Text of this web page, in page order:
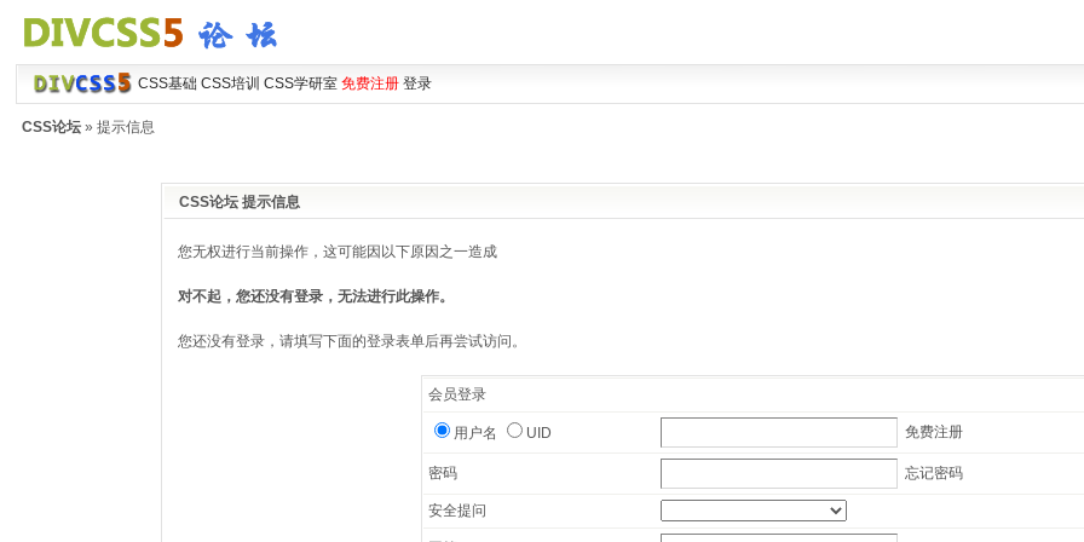
CSS基础 CSS培训 CSS学研室 免费注册 登录
CSS论坛 » 提示信息
CSS论坛 提示信息
您无权进行当前操作，这可能因以下原因之一造成
对不起，您还没有登录，无法进行此操作。
您还没有登录，请填写下面的登录表单后再尝试访问。
会员登录
用户名 UID 免费注册
密码 忘记密码
安全提问